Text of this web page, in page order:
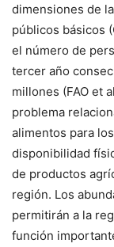
dimensiones de
públicos básicos
el número de
tercer año
millones (FAO et
problema
alimentos para
disponibilidad
de productos
región. Los
permitirán a la
función